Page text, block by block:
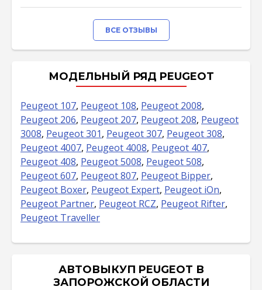
ВСЕ ОТЗЫВЫ
МОДЕЛЬНЫЙ РЯД PEUGEOT
Peugeot 107, Peugeot 108, Peugeot 2008,
Peugeot 206, Peugeot 207, Peugeot 208, Peugeot
3008, Peugeot 301, Peugeot 307, Peugeot 308,
Peugeot 4007, Peugeot 4008, Peugeot 407,
Peugeot 408, Peugeot 5008, Peugeot 508,
Peugeot 607, Peugeot 807, Peugeot Bipper,
Peugeot Boxer, Peugeot Expert, Peugeot iOn,
Peugeot Partner, Peugeot RCZ, Peugeot Rifter,
Peugeot Traveller
АВТОВЫКУП PEUGEOT В
ЗАПОРОЖСКОЙ ОБЛАСТИ